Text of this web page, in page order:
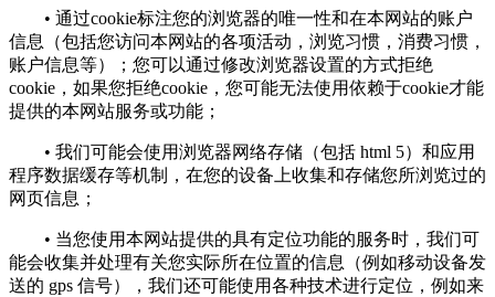
• 通过cookie标注您的浏览器的唯一性和在本网站的账户
信息（包括您访问本网站的各项活动，浏览习惯，消费习惯，
账户信息等）；您可以通过修改浏览器设置的方式拒绝
cookie，如果您拒绝cookie，您可能无法使用依赖于cookie才能
提供的本网站服务或功能；
• 我们可能会使用浏览器网络存储（包括 html 5）和应用
程序数据缓存等机制，在您的设备上收集和存储您所浏览过的
网页信息；
• 当您使用本网站提供的具有定位功能的服务时，我们可
能会收集并处理有关您实际所在位置的信息（例如移动设备发
送的 gps 信号），我们还可能使用各种技术进行定位，例如来